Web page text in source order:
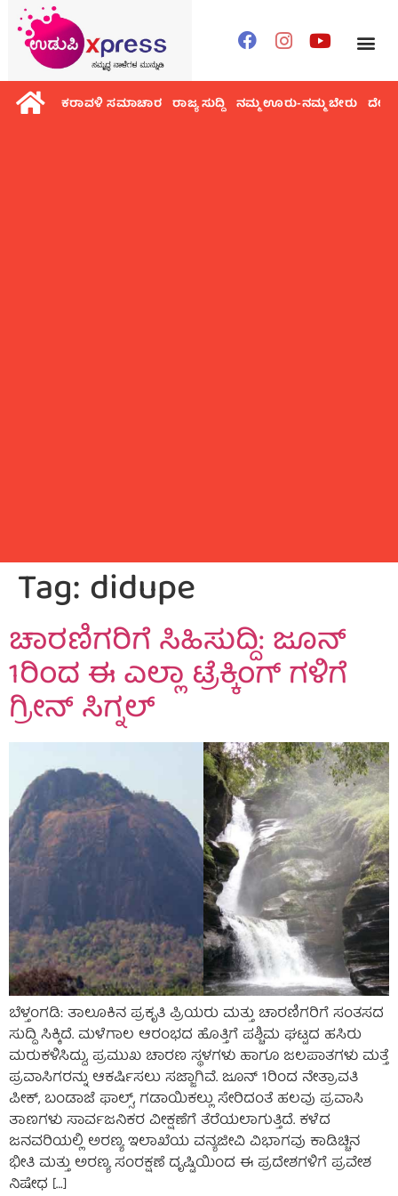
ಕರಾವಳಿ ಸಮಾಚಾರ ರಾಜ್ಯ ಸುದ್ದಿ ನಮ್ಮ ಊರು-ನಮ್ಮ ಬೇರು ದೇಶ
Tag:didupe
ಚಾರಣಿಗರಿಗೆ ಸಿಹಿಸುದ್ದಿ: ಜೂನ್
1ರಿಂದ ಈ ಎಲ್ಲಾ ಟ್ರೆಕ್ಕಿಂಗ್ ಗಳಿಗೆ
ಗ್ರೀನ್ ಸಿಗ್ನಲ್
ಬೆಳ್ತಂಗಡಿ: ತಾಲೂಕಿನ ಪ್ರಕೃತಿ ಪ್ರಿಯರು ಮತ್ತು ಚಾರಣಿಗರಿಗೆ ಸಂತಸದ
ಸುದ್ದಿ ಸಿಕ್ಕಿದೆ. ಮಳೆಗಾಲ ಆರಂಭದ ಹೊತ್ತಿಗೆ ಪಶ್ಚಿಮ ಘಟ್ಟದ ಹಸಿರು
ಮರುಕಳಿಸಿದ್ದು, ಪ್ರಮುಖ ಚಾರಣ ಸ್ಥಳಗಳು ಹಾಗೂ ಜಲಪಾತಗಳು ಮತ್ತೆ
ಪ್ರವಾಸಿಗರನ್ನು ಆಕರ್ಷಿಸಲು ಸಜ್ಜಾಗಿವೆ. ಜೂನ್ 1ರಿಂದ ನೇತ್ರಾವತಿ
ಪೀಕ್, ಬಂಡಾಜೆ ಫಾಲ್ಸ್, ಗಡಾಯಿಕಲ್ಲು ಸೇರಿದಂತೆ ಹಲವು ಪ್ರವಾಸಿ
ತಾಣಗಳು ಸಾರ್ವಜನಿಕರ ವೀಕ್ಷಣೆಗೆ ತೆರೆಯಲಾಗುತ್ತಿದೆ. ಕಳೆದ
ಜನವರಿಯಲ್ಲಿ ಅರಣ್ಯ ಇಲಾಖೆಯ ವನ್ಯಜೀವಿ ವಿಭಾಗವು ಕಾಡಿಚ್ಚಿನ
ಭೀತಿ ಮತ್ತು ಅರಣ್ಯ ಸಂರಕ್ಷಣೆ ದೃಷ್ಟಿಯಿಂದ ಈ ಪ್ರದೇಶಗಳಿಗೆ ಪ್ರವೇಶ
ನಿಷೇಧ […]